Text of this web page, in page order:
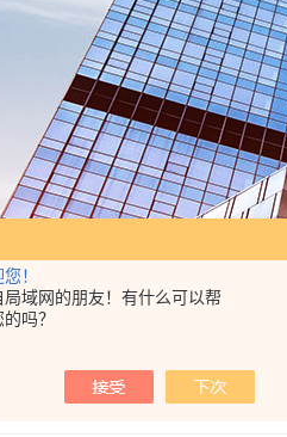
！
局域网的朋友！有什么可以帮
吗？
仪，
苯检